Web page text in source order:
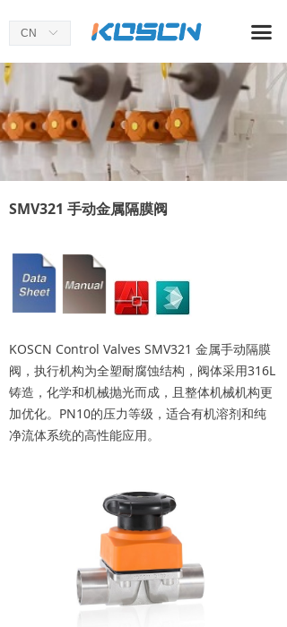
끀
首页
关于我们
产品中心
应用案例
新闻资讯
ꀅ
CN
SMV321 手动金属隔膜阀
KOSCN Control Valves SMV321 金属手动隔膜
阀，执行机构为全塑耐腐蚀结构，阀体采用316L
铸造，化学和机械抛光而成，且整体机械机构更
加优化。PN10的压力等级，适合有机溶剂和纯
净流体系统的高性能应用。